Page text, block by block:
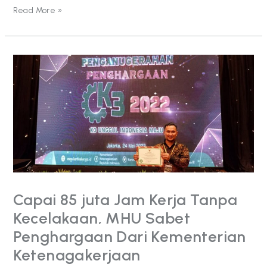
Read More »
Capai 85 juta Jam Kerja Tanpa
Kecelakaan, MHU Sabet
Penghargaan Dari Kementerian
Ketenagakerjaan
Capai
85
Kerja
Tanpa
Kecelakaan, MHU Sabet
Penghargaan
Kementerian
Ketenagakerjaan